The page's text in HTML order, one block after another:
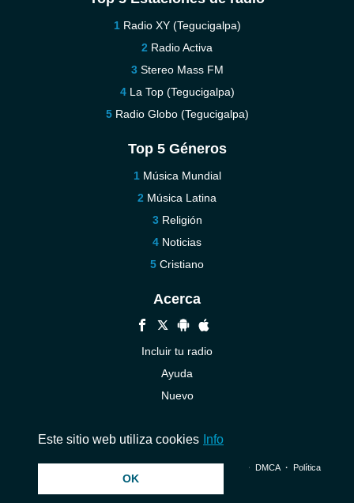
Radio XY (Tegucigalpa)
Radio Activa
Stereo Mass FM
La Top (Tegucigalpa)
Radio Globo (Tegucigalpa)
Top 5 Géneros
Música Mundial
Música Latina
Religión
Noticias
Cristiano
Acerca
Incluir tu radio
Ayuda
Nuevo
© 2026 InstantAudio. Reservados todos los derechos. ・ DMCA・ Política
Este sitio web utiliza cookies Info
OK